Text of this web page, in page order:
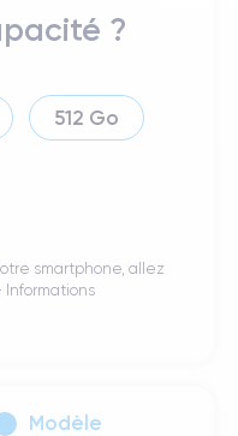
?
512 Go
smartphone, allez
Modèle